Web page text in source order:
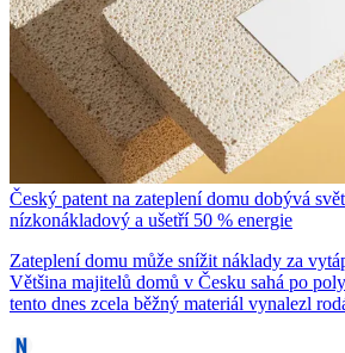
Český patent na zateplení domu dobývá
nízkonákladový a ušetří 50 % energie
Zateplení domu může snížit náklady za
Většina majitelů domů v Česku sahá po
tento dnes zcela běžný materiál vynalezl